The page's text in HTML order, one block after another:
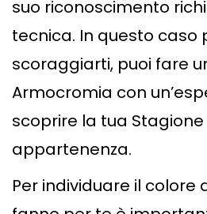
suo riconoscimento
tecnica. In questo caso
scoraggiarti, puoi fare
Armocromia con
scoprire la tua Stagione
appartenenza.
Per individuare il colore